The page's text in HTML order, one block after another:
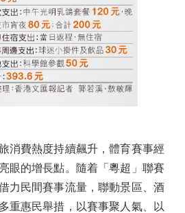
費熱度持續飆升，體育賽事經
眼的增長點。隨着「粵超」聯賽
力民間賽事流量，聯動景區、酒
重惠民舉措，以賽事聚人氣、以